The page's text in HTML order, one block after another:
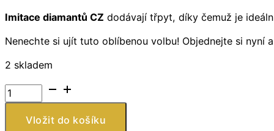
Imitace diamantů CZ dodávají třpyt, díky čemuž je
Nenechte si ujít tuto oblíbenou volbu! Objednejte si nyní
2 skladem
Přívěsek
s
trojlístkem
Vložit do košíku